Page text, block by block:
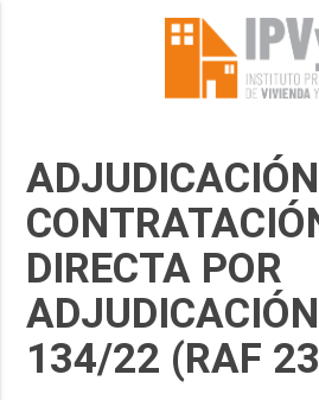
DIRECTA POR
134/22 (RAF